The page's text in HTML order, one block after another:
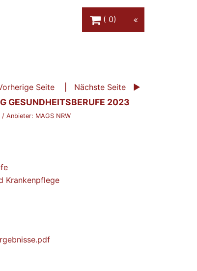
0
Seite Nächste Seite
GESUNDHEITSBERUFE 2023
/ Anbieter: MAGS NRW
Krankenpflege